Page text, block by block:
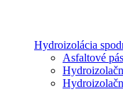
Hydroizolácia
Asfaltové